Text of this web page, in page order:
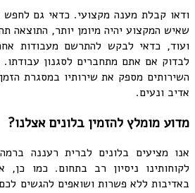
ודאו קבלת מענה מקצועי. כדאי גם
שאיש המקצוע יהיה מיומן יותר, התוצאה
ועוד, כדאי לבקש להתרשם מעבודות
לבדוק אם אתם מתחברים לסגנון
השירותים מספק את שירותיו במסגרת
אדיב ונעים.
מדוע מומלץ להזמין בלונים אצלנו?
אנו מציעים בלונים לברית רעננה
לקוחותינו ניסיון רב בתחום. כמו כן,
באדיבות ללא פשרות ושואפים להגשים